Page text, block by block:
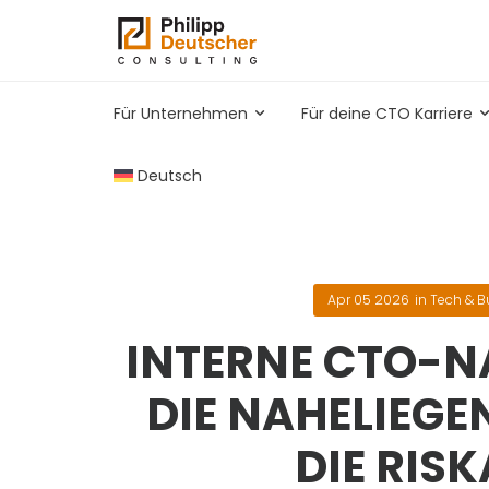
Für Unternehmen Für deine CTO Karriere
Deutsch
Apr 05 2026 in Tech &
INTERNE CTO-
DIE
DIE